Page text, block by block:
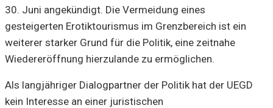
30. Juni angekündigt. Die Vermeidung eines
gesteigerten Erotiktourismus im Grenzbereich ist ein
weiterer starker Grund für die Politik, eine zeitnahe
Wiedereröffnung hierzulande zu ermöglichen.
Als langjähriger Dialogpartner der Politik hat der UEGD
kein Interesse an einer juristischen